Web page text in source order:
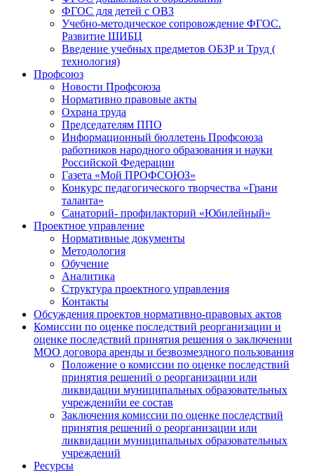
ФГОС для детей с ОВЗ
Учебно-методическое сопровождение ФГОС.
Развитие ШИБЦ
Введение учебных предметов ОБЗР и Труд (
технология)
Профсоюз
Новости Профсоюза
Нормативно правовые акты
Охрана труда
Председателям ППО
Информационный бюллетень Профсоюза
работников народного образования и науки
Российской Федерации
Газета «Мой ПРОФСОЮЗ»
Конкурс педагогического творчества «Грани
таланта»
Санаторий- профилакторий «Юбилейный»
Проектное управление
Нормативные документы
Методология
Обучение
Аналитика
Структура проектного управления
Контакты
Обсуждения проектов нормативно-правовых актов
Комиссии по оценке последствий реорганизации и
оценке последствий принятия решения о заключении
МОО договора аренды и безвозмездного пользования
Положение о комиссии по оценке последствий
принятия решений о реорганизации или
ликвидации муниципальных образовательных
учрежденийи ее состав
Заключения комиссии по оценке последствий
принятия решений о реорганизации или
ликвидации муниципальных образовательных
учреждений
Ресурсы